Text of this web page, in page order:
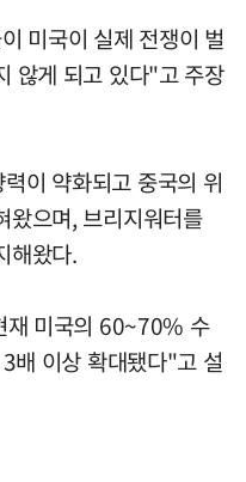
미국이 실제 전쟁이 벌
않게 되고 있다"고 주장
이 약화되고 중국의 위
왔으며, 브리지워터를
해왔다.
재 미국의 60~70% 수
배 이상 확대됐다"고 설